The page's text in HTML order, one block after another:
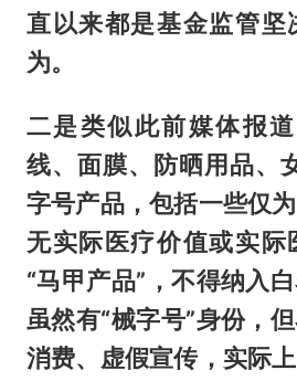
直以来都是基金监管坚
为。
二是类似此前媒体报
线、面膜、防晒用品、
字号产品，包括一些仅
无实际医疗价值或实际
“马甲产品”，不得纳入
虽然有“械字号”身份，
消费、虚假宣传，实际